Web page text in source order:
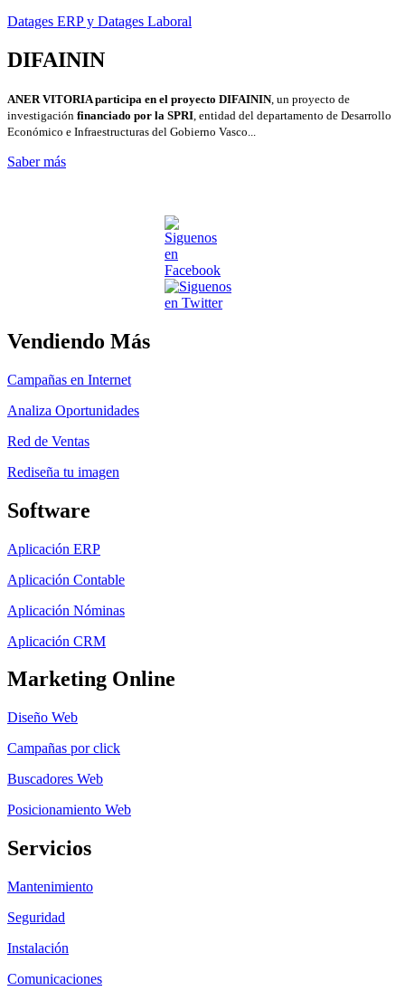
Datages ERP y Datages Laboral
DIFAININ
ANER VITORIA participa en el proyecto DIFAININ, un proyecto de
investigación financiado por la SPRI , entidad del departamento de Desarrollo
Económico e Infraestructuras del Gobierno Vasco...
Saber más
Vendiendo Más
Campañas en Internet
Analiza Oportunidades
Red de Ventas
Rediseña tu imagen
Software
Aplicación ERP
Aplicación Contable
Aplicación Nóminas
Aplicación CRM
Marketing Online
Diseño Web
Campañas por click
Buscadores Web
Posicionamiento Web
Servicios
Mantenimiento
Seguridad
Instalación
Comunicaciones